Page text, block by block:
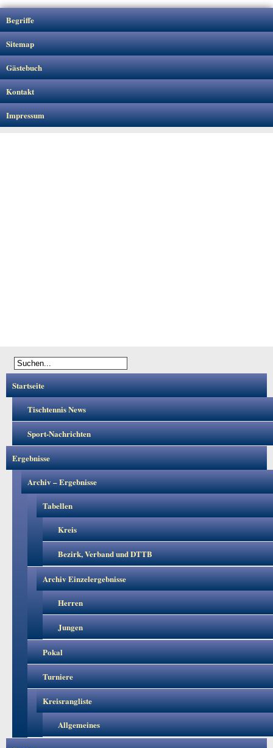
Begriffe
Sitemap
Gästebuch
Kontakt
Impressum
Startseite
Tischtennis News
Sport-Nachrichten
Ergebnisse
Archiv – Ergebnisse
Tabellen
Kreis
Bezirk, Verband und DTTB
Archiv Einzelergebnisse
Herren
Jungen
Pokal
Turniere
Kreisrangliste
Allgemeines